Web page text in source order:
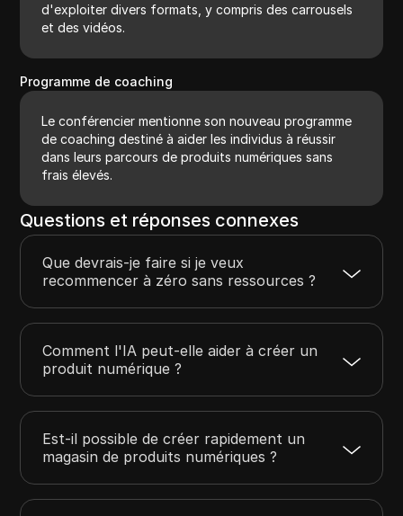
d'exploiter divers formats, y compris des carrousels
et des vidéos.
Programme de coaching
Le conférencier mentionne son nouveau programme
de coaching destiné à aider les individus à réussir
dans leurs parcours de produits numériques sans
frais élevés.
Questions et réponses connexes
Que devrais-je faire si je veux
recommencer à zéro sans ressources ?
Comment l'IA peut-elle aider à créer un
produit numérique ?
Est-il possible de créer rapidement un
magasin de produits numériques ?